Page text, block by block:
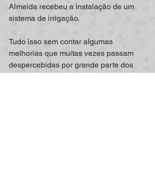
Almeida recebeu a instalação de um
sistema de irrigação.
Tudo isso sem contar algumas
melhorias que muitas vezes passam
despercebidas por grande parte dos